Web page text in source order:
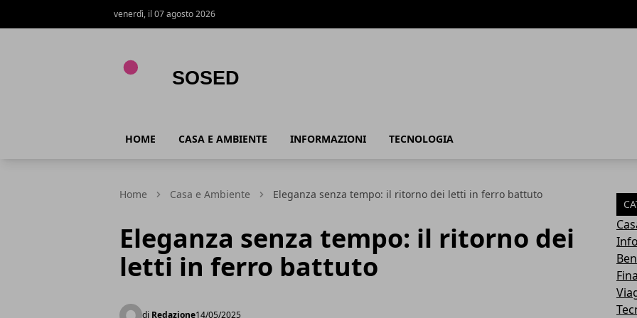
venerdì, il 07 agosto 2026
HOME CASA E AMBIENTE INFORMAZIONI TECNOLOGIA
Home Casa e Ambiente Eleganza senza tempo: il ritorno dei letti in ferro battuto
Eleganza senza tempo: il ritorno dei
letti in ferro battuto
di Redazione14/05/2025